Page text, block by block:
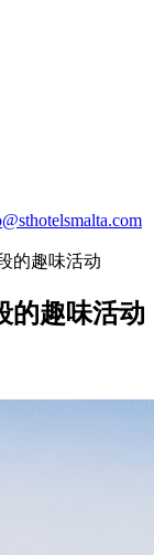
的趣味活动
的趣味活动